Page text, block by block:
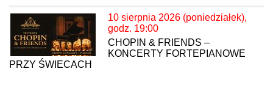
10 sierpnia 2026 (poniedziałek),
godz. 19:00
CHOPIN & FRIENDS –
KONCERTY FORTEPIANOWE
PRZY ŚWIECACH